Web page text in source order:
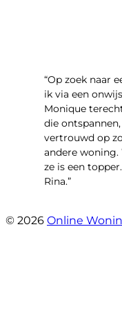
“Op zoek naar
ik via een
Monique
die
vertrouwd op
andere
ze is een
Rina.”
© 2026 Online